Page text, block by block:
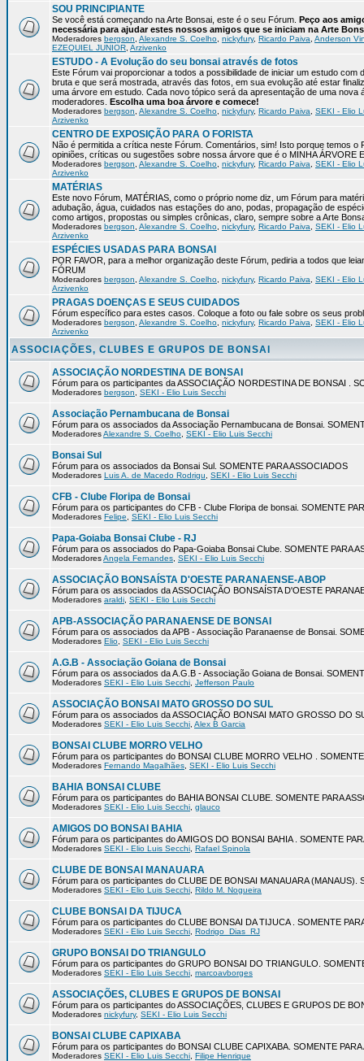
SOU PRINCIPIANTE
Se você está começando na Arte Bonsai, este é o seu Fórum. Peço aos
necessária para ajudar estes nossos amigos que se iniciam na Arte
Moderadores bergson Alexandre S. Coelho nickyfury, Ricardo Paiva Anderson
EZEQUIEL JUNIOR Arzivenko
ESTUDO - A Evolução do seu bonsai através de fotos
Este Fórum vai proporcionar a todos a possibilidade de iniciar um estudo com
bruta e que será mostrada, através das fotos, em sua evolução até estar
uma árvore em estudo. Cada novo tópico será da apresentação de uma
moderadores. Escolha uma boa árvore e comece!
Moderadores bergson Alexandre S. Coelho nickyfury, Ricardo Paiva
SEKI - Elio
Arzivenko
CENTRO DE EXPOSIÇÃO PARA O FORISTA
Não é permitida a crítica neste Fórum. Comentários, sim! Isto porque temos
opiniões, críticas ou sugestões sobre nossa árvore que é o MINHA ÁRVORE
Moderadores bergson Alexandre S. Coelho nickyfury, Ricardo Paiva
SEKI - Elio
Arzivenko
MATÉRIAS
Este novo Fórum, MATÉRIAS, como o próprio nome diz, um Fórum para
adubação, água, cuidados nas estações do ano, podas, propagação de
como artigos, propostas ou simples crônicas, claro, sempre sobre a Arte
Moderadores bergson Alexandre S. Coelho nickyfury, Ricardo Paiva
SEKI - Elio
Arzivenko
ESPÉCIES USADAS PARA BONSAI
POR FAVOR, para a melhor organização deste Fórum, pediria a todos que
FÓRUM
Moderadores bergson Alexandre S. Coelho nickyfury, Ricardo Paiva
SEKI - Elio
Arzivenko
PRAGAS DOENÇAS E SEUS CUIDADOS
Fórum específico para estes casos. Coloque a foto ou fale sobre os seus
Moderadores bergson Alexandre S. Coelho nickyfury, Ricardo Paiva
SEKI - Elio
Arzivenko
ASSOCIAÇÕES, CLUBES E GRUPOS DE BONSAI
ASSOCIAÇÃO NORDESTINA DE BONSAI
Fórum para os participantes da ASSOCIAÇÃO NORDESTINA DE BONSAI .
Moderadores bergson SEKI - Elio Luis Secchi
Associação Pernambucana de Bonsai
Fórum para os associados da Associação Pernambucana de Bonsai.
ModeradoresAlexandre S. Coelho SEKI - Elio Luis Secchi
Bonsai Sul
Fórum para os associados da Bonsai Sul. SOMENTE PARA ASSOCIADOS
Moderadores Luis A. de Macedo Rodrigu SEKI - Elio Luis Secchi
CFB - Clube Floripa de Bonsai
Fórum para os participantes do CFB - Clube Floripa de bonsai. SOMENTE
Moderadores Felipe SEKI - Elio Luis Secchi
Papa-Goiaba Bonsai Clube - RJ
Fórum para os associados do Papa-Goiaba Bonsai Clube. SOMENTE PARA
ModeradoresAngela Fernandes SEKI - Elio Luis Secchi
ASSOCIAÇÃO BONSAÍSTA D'OESTE PARANAENSE-ABOP
Fórum para os associados da ASSOCIAÇÃO BONSAÍSTA D'OESTE
Moderadores araldi SEKI - Elio Luis Secchi
APB-ASSOCIAÇÃO PARANAENSE DE BONSAI
Fórum para os associados da APB - Associação Paranaense de Bonsai.
Moderadores Elio SEKI - Elio Luis Secchi
A.G.B - Associação Goiana de Bonsai
Fórum para os associados da A.G.B - Associação Goiana de Bonsai.
Moderadores SEKI - Elio Luis Secchi Jefferson Paulo
ASSOCIAÇÃO BONSAI MATO GROSSO DO SUL
Fórum para os associados da ASSOCIAÇÃO BONSAI MATO GROSSO DO
Moderadores SEKI - Elio Luis Secchi Alex B Garcia
BONSAI CLUBE MORRO VELHO
Fórum para os participantes do BONSAI CLUBE MORRO VELHO .
Moderadores Fernando Magalhães SEKI - Elio Luis Secchi
BAHIA BONSAI CLUBE
Fórum para os participantes do BAHIA BONSAI CLUBE. SOMENTE PARA
Moderadores SEKI - Elio Luis Secchi glauco
AMIGOS DO BONSAI BAHIA
Fórum para os participantes do AMIGOS DO BONSAI BAHIA . SOMENTE
Moderadores SEKI - Elio Luis Secchi Rafael Spinola
CLUBE DE BONSAI MANAUARA
Fórum para os participantes do CLUBE DE BONSAI MANAUARA (MANAUS).
Moderadores SEKI - Elio Luis Secchi Rildo M. Nogueira
CLUBE BONSAI DA TIJUCA
Fórum para os participantes do CLUBE BONSAI DA TIJUCA . SOMENTE
Moderadores SEKI - Elio Luis Secchi Rodrigo_Dias_RJ
GRUPO BONSAI DO TRIANGULO
Fórum para os participantes do GRUPO BONSAI DO TRIANGULO.
Moderadores SEKI - Elio Luis Secchi marcoavborges
ASSOCIAÇÕES, CLUBES E GRUPOS DE BONSAI
Fórum para os participantes do ASSOCIAÇÕES, CLUBES E GRUPOS DE
Moderadores nickyfury, SEKI - Elio Luis Secchi
BONSAI CLUBE CAPIXABA
Fórum para os participantes do BONSAI CLUBE CAPIXABA. SOMENTE
Moderadores SEKI - Elio Luis Secchi Filipe Henrique